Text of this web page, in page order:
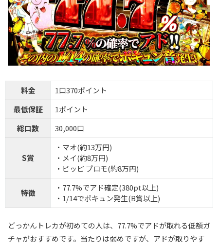
料金
1口370ポイント
最低保証
1ポイント
総口数
30,000口
S賞
・マオ(約13万円)
・メイ(約8万円)
・ピッピ プロモ(約8万円)
特徴
・77.7%でアド確定(380pt以上)
・1/14でポキュン発生(B賞以上)
どっかんトレカが初めての人は、77.7%でアドが取れる低額ガ
チャがおすすめです。当たりは弱めですが、アドが取りやす